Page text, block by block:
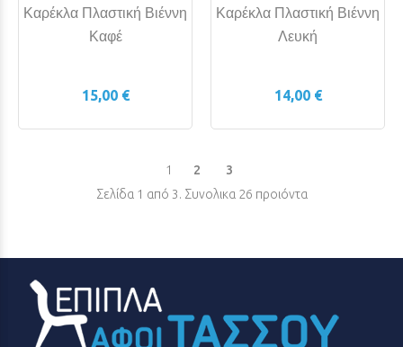
Καρέκλα Πλαστική Βιέννη
Καφέ
15,00 €
Καρέκλα Πλαστική Βιέννη
Λευκή
14,00 €
1 2
3
Σελίδα 1 από 3. Συνολικα 26 προιόντα